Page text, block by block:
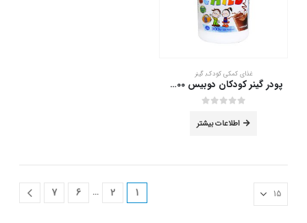
غذای کمکی کودک,گینر
پودر گینر کودکان دوبیس 300 گرم
اطلاعات بیشتر
1
2
…
6
7